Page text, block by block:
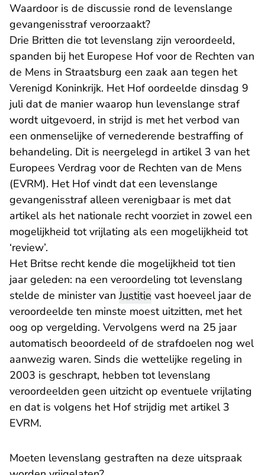
Waardoor is de discussie rond de levenslange
gevangenisstraf veroorzaakt?
Drie Britten die tot levenslang zijn veroordeeld,
spanden bij het Europese Hof voor de Rechten van
de Mens in Straatsburg een zaak aan tegen het
Verenigd Koninkrijk. Het Hof oordeelde dinsdag 9
juli dat de manier waarop hun levenslange straf
wordt uitgevoerd, in strijd is met het verbod van
een onmenselijke of vernederende bestraffing of
behandeling. Dit is neergelegd in artikel 3 van het
Europees Verdrag voor de Rechten van de Mens
(EVRM). Het Hof vindt dat een levenslange
gevangenisstraf alleen verenigbaar is met dat
artikel als het nationale recht voorziet in zowel een
mogelijkheid tot vrijlating als een mogelijkheid tot
‘review’.
Het Britse recht kende die mogelijkheid tot tien
jaar geleden: na een veroordeling tot levenslang
stelde de minister vanJustitie vast hoeveel jaar de
veroordeelde ten minste moest uitzitten, met het
oog op vergelding. Vervolgens werd na 25 jaar
automatisch beoordeeld of de strafdoelen nog wel
aanwezig waren. Sinds die wettelijke regeling in
2003 is geschrapt, hebben tot levenslang
veroordeelden geen uitzicht op eventuele vrijlating
en dat is volgens het Hof strijdig met artikel 3
EVRM.
Moeten levenslang gestraften na deze uitspraak